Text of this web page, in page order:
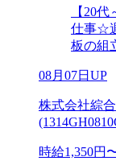
【20
仕事☆
板の組
08月07日UP
株式会社綜
時給1,350円